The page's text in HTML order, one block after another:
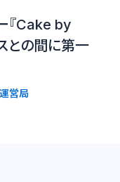
『Cake by
との間に第一
運営局